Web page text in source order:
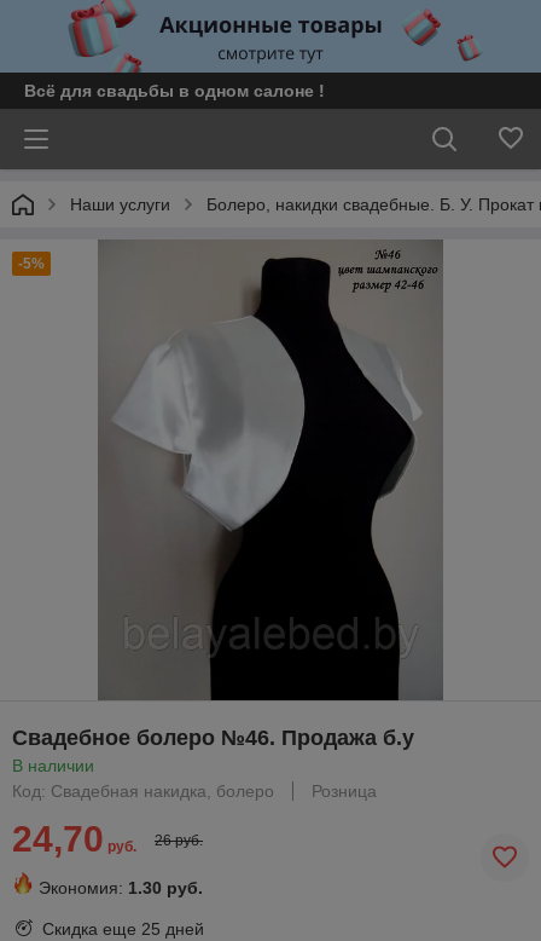
Всё для свадьбы в одном салоне !
Наши услуги Болеро, накидки свадебные. Б. У.
-5%
Свадебное болеро №46. Продажа б.у
В наличии
Код: Свадебная накидка, болеро
Розница
24,70 руб. 26 руб.
Экономия: 1.30 руб.
Скидка еще 25 дней